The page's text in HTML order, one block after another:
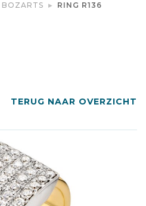
BOZARTS RING R136
TERUG NAAR OVERZICHT